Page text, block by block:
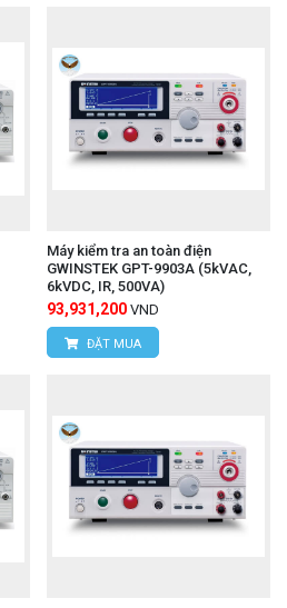
Máy kiểm tra an toàn điện
GWINSTEK GPT-9903A (5kVAC,
6kVDC, IR, 500VA)
93,931,200 VND
ĐẶT MUA